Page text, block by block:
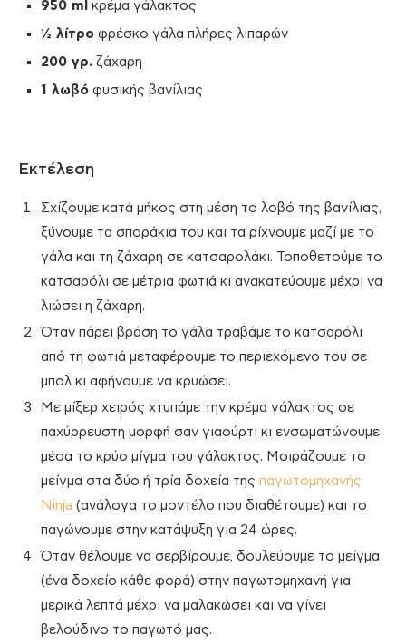
950 ml κρέμα γάλακτος
½ λίτρο φρέσκο γάλα πλήρες λιπαρών
200 γρ. ζάχαρη
1 λωβό φυσικής βανίλιας
Εκτέλεση
Σχίζουμε κατά μήκος στη μέση το λοβό της βανίλιας,
ξύνουμε τα σποράκια του και τα ρίχνουμε μαζί με το
γάλα και τη ζάχαρη σε κατσαρολάκι. Τοποθετούμε το
κατσαρόλι σε μέτρια φωτιά κι ανακατεύουμε μέχρι να
λιώσει η ζάχαρη.
Όταν πάρει βράση το γάλα τραβάμε το κατσαρόλι
από τη φωτιά μεταφέρουμε το περιεχόμενο του σε
μπολ κι αφήνουμε να κρυώσει.
Με μίξερ χειρός χτυπάμε την κρέμα γάλακτος σε
παχύρρευστη μορφή σαν γιαούρτι κι ενσωματώνουμε
μέσα το κρύο μίγμα του γάλακτος. Μοιράζουμε το
μείγμα στα δύο ή τρία δοχεία της παγωτομηχανής
Ninja (ανάλογα το μοντέλο που διαθέτουμε) και το
παγώνουμε στην κατάψυξη για 24 ώρες.
Όταν θέλουμε να σερβίρουμε, δουλεύουμε το μείγμα
(ένα δοχείο κάθε φορά) στην παγωτομηχανή για
μερικά λεπτά μέχρι να μαλακώσει και να γίνει
βελούδινο το παγωτό μας.